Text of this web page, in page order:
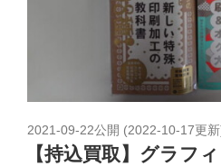
2021-09-22公開 (2022-10-17更
【持込買取】グラフ